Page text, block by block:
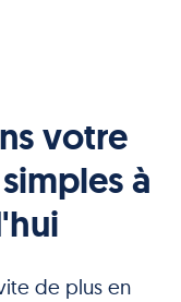
votre
à
de plus en